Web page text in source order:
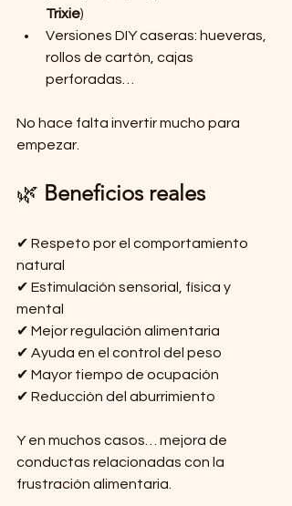
Trixie)
Versiones DIY caseras: hueveras,
rollos de cartón, cajas
perforadas…
No hace falta invertir mucho para
empezar.
🌿 Beneficios reales
✔ Respeto por el comportamiento
natural
✔ Estimulación sensorial, física y
mental
✔ Mejor regulación alimentaria
✔ Ayuda en el control del peso
✔ Mayor tiempo de ocupación
✔ Reducción del aburrimiento
Y en muchos casos… mejora de
conductas relacionadas con la
frustración alimentaria.